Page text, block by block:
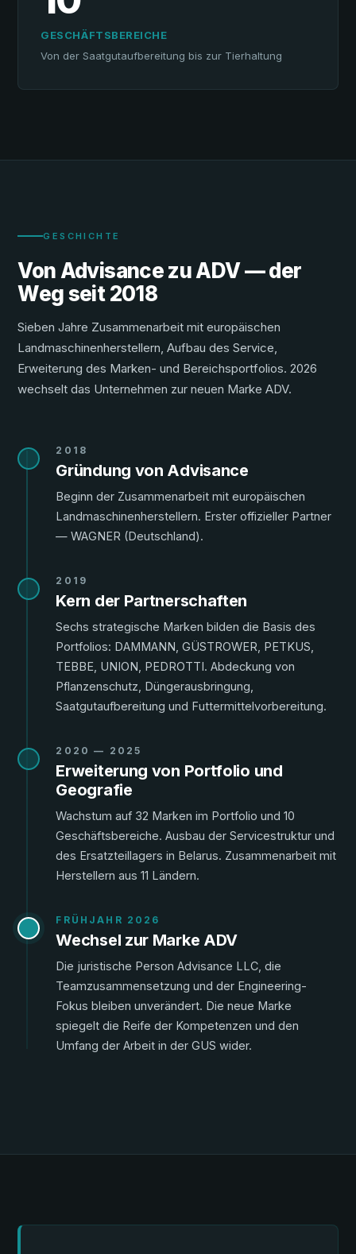
GESCHÄFTSBEREICHE
Von der Saatgutaufbereitung bis zur Tierhaltung
GESCHICHTE
Von Advisance zu ADV — der
Weg seit 2018
Sieben Jahre Zusammenarbeit mit europäischen
Landmaschinenherstellern, Aufbau des Service,
Erweiterung des Marken- und Bereichsportfolios. 2026
wechselt das Unternehmen zur neuen Marke ADV.
2018
Gründung von Advisance
Beginn der Zusammenarbeit mit europäischen
Landmaschinenherstellern. Erster offizieller Partner
— WAGNER (Deutschland).
2019
Kern der Partnerschaften
Sechs strategische Marken bilden die Basis des
Portfolios: DAMMANN, GÜSTROWER, PETKUS,
TEBBE, UNION, PEDROTTI. Abdeckung von
Pflanzenschutz, Düngerausbringung,
Saatgutaufbereitung und Futtermittelvorbereitung.
2020 — 2025
Erweiterung von Portfolio und
Geografie
Wachstum auf 32 Marken im Portfolio und 10
Geschäftsbereiche. Ausbau der Servicestruktur und
des Ersatzteillagers in Belarus. Zusammenarbeit mit
Herstellern aus 11 Ländern.
FRÜHJAHR 2026
Wechsel zur Marke ADV
Die juristische Person Advisance LLC, die
Teamzusammensetzung und der Engineering-
Fokus bleiben unverändert. Die neue Marke
spiegelt die Reife der Kompetenzen und den
Umfang der Arbeit in der GUS wider.